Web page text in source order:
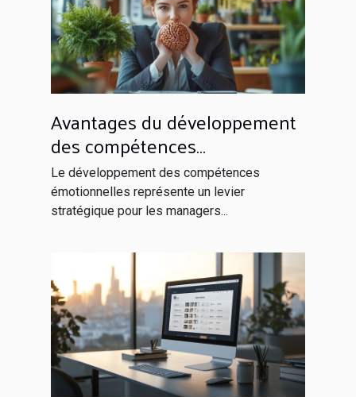
Avantages du développement
des compétences
émotionnelles pour les
managers
Le développement des compétences
émotionnelles représente un levier
stratégique pour les managers...